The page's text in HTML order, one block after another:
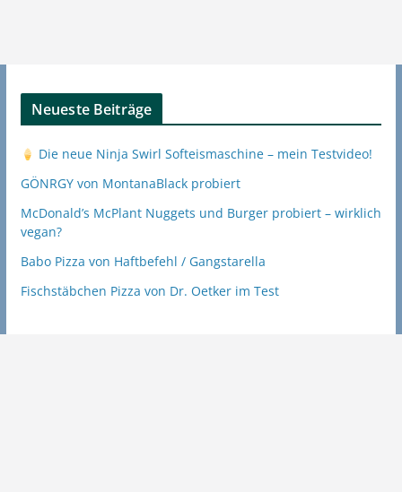
Neueste Beiträge
Die neue Ninja Swirl Softeismaschine – mein Testvideo!
GÖNRGY von MontanaBlack probiert
McDonald’s McPlant Nuggets und Burger probiert – wirklich
vegan?
Babo Pizza von Haftbefehl / Gangstarella
Fischstäbchen Pizza von Dr. Oetker im Test